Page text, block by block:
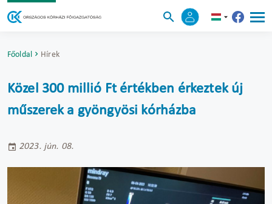
Főoldal Hírek
Közel 300 millió Ft értékben érkeztek új
műszerek a gyöngyösi kórházba
2023. jún. 08.